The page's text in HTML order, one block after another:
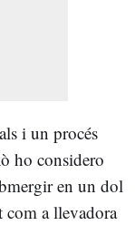
i un procés
ho considero
en un dol
com a llevadora